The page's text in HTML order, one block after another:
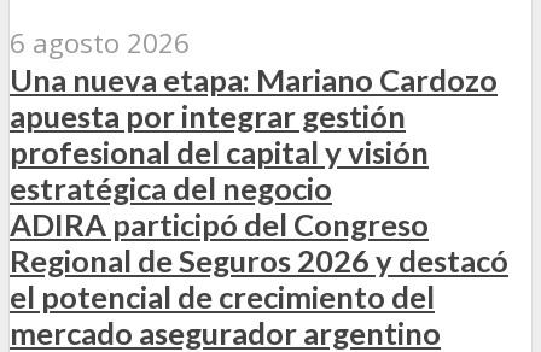
6 agosto 2026
Una nueva etapa: Mariano Cardozo
apuesta por integrar gestión
profesional del capital y visión
estratégica del negocio
ADIRA participó del Congreso
Regional de Seguros 2026 y destacó
el potencial de crecimiento del
mercado asegurador argentino